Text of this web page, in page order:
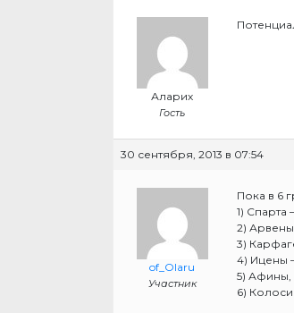
Аларих
Гость
30 сентября, 2013 в 07:54
of_Olaru
Участник
Пока в 6
1) Спарта
2)
3)
4) Ицены
5)
6)